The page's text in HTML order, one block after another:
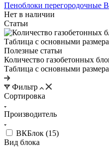
Пеноблоки перегородочные
Нет в наличии
Статьи
Полезные статьи
Количество газобетонных
Таблица с основными
Фильтр
Сортировка
Производитель
ВКБлок (15)
Вид блока